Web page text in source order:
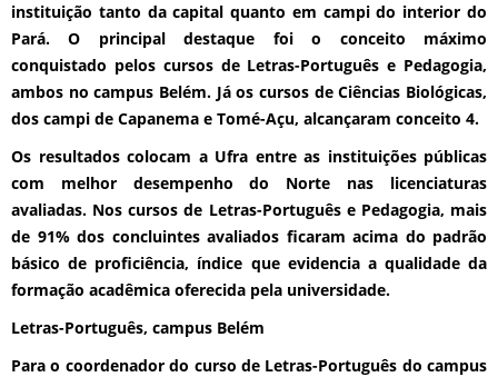
instituição tanto da capital quanto em campi do interior do
Pará. O principal destaque foi o conceito máximo
conquistado pelos cursos de Letras-Português e Pedagogia,
ambos no campus Belém. Já os cursos de Ciências Biológicas,
dos campi de Capanema e Tomé-Açu, alcançaram conceito 4.
Os resultados colocam a Ufra entre as instituições públicas
com melhor desempenho do Norte nas licenciaturas
avaliadas. Nos cursos de Letras-Português e Pedagogia, mais
de 91% dos concluintes avaliados ficaram acima do padrão
básico de proficiência, índice que evidencia a qualidade da
formação acadêmica oferecida pela universidade.
Letras-Português, campus Belém
Para o coordenador do curso de Letras-Português do campus